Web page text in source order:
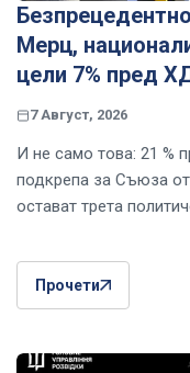
Мерц,
цели 7% пред
7 Август, 2026
И не само това: 21 %
подкрепа за Съюза от
остават трета
Прочети